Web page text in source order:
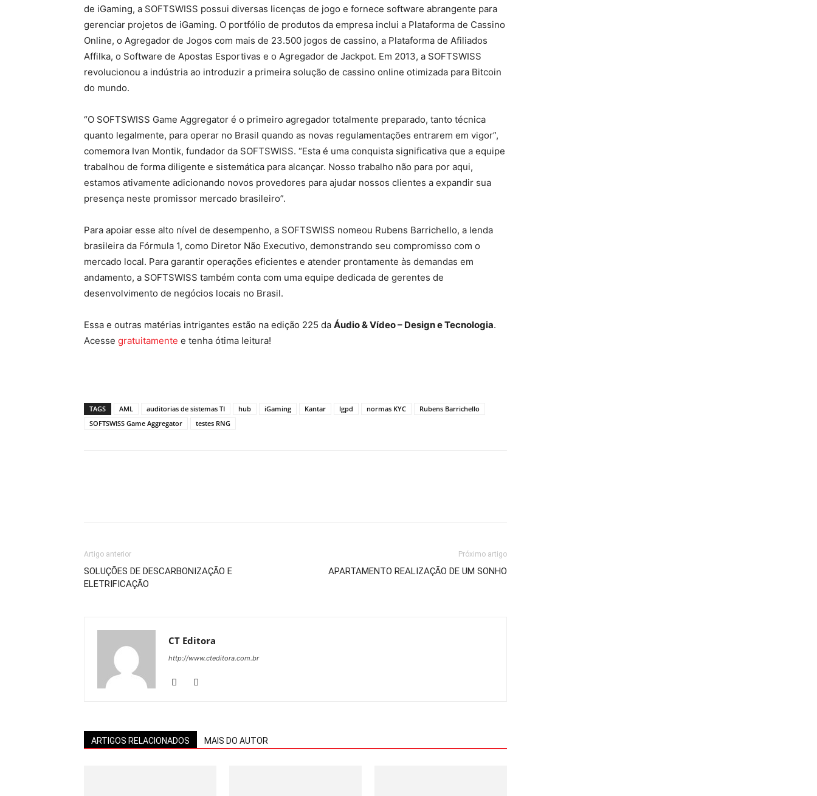
de iGaming, a SOFTSWISS possui diversas licenças de jogo e fornece software abrangente para
gerenciar projetos de iGaming. O portfólio de produtos da empresa inclui a Plataforma de Cassino
Online, o Agregador de Jogos com mais de 23.500 jogos de cassino, a Plataforma de Afiliados
Affilka, o Software de Apostas Esportivas e o Agregador de Jackpot. Em 2013, a SOFTSWISS
revolucionou a indústria ao introduzir a primeira solução de cassino online otimizada para Bitcoin
do mundo.
“O SOFTSWISS Game Aggregator é o primeiro agregador totalmente preparado, tanto técnica
quanto legalmente, para operar no Brasil quando as novas regulamentações entrarem em vigor”,
comemora Ivan Montik, fundador da SOFTSWISS. “Esta é uma conquista significativa que a equipe
trabalhou de forma diligente e sistemática para alcançar. Nosso trabalho não para por aqui,
estamos ativamente adicionando novos provedores para ajudar nossos clientes a expandir sua
presença neste promissor mercado brasileiro”.
Para apoiar esse alto nível de desempenho, a SOFTSWISS nomeou Rubens Barrichello, a lenda
brasileira da Fórmula 1, como Diretor Não Executivo, demonstrando seu compromisso com o
mercado local. Para garantir operações eficientes e atender prontamente às demandas em
andamento, a SOFTSWISS também conta com uma equipe dedicada de gerentes de
desenvolvimento de negócios locais no Brasil.
Essa e outras matérias intrigantes estão na edição 225 da Áudio & Vídeo – Design e Tecnologia.
Acesse gratuitamente e tenha ótima leitura!
TAGS AML auditorias de sistemas TI hub iGaming Kantar lgpd normas KYC
Rubens Barrichello
SOFTSWISS Game Aggregator
testes RNG
Artigo anterior
SOLUÇÕES DE DESCARBONIZAÇÃO E
ELETRIFICAÇÃO
Próximo artigo
APARTAMENTO REALIZAÇÃO DE UM SONHO
CT Editora
http://www.cteditora.com.br
ARTIGOS RELACIONADOS MAIS DO AUTOR